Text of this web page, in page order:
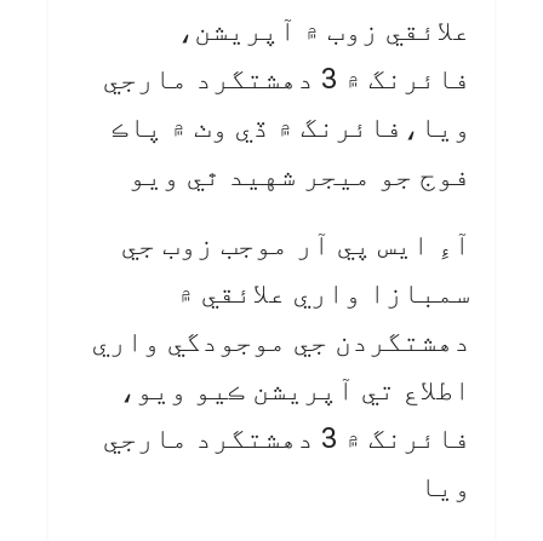
علائقي زوب ۾ آپريشن،
فائرنگ ۾ 3 دهشتگرد مارجي
ويا،فائرنگ ۾ ڏي وٺ ۾ پاڪ
فوج جو ميجر شهيد ٿي ويو
آءِ ايس پي آر موجب زوب جي
سمبازا واري علائقي ۾
دهشتگردن جي موجودگي واري
اطلاع تي آپريشن ڪيو ويو،
فائرنگ ۾ 3 دهشتگرد مارجي
ويا